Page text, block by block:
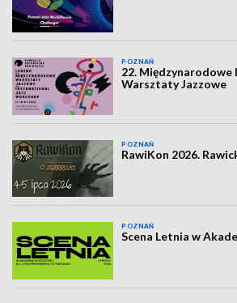
POZNAŃ
22. Międzynarodowe
Warsztaty Jazzowe
POZNAŃ
RawiKon 2026.
POZNAŃ
Scena Letnia w